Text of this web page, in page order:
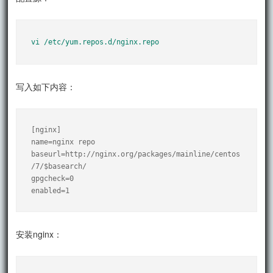
vi /etc/yum.repos.d/nginx.repo
写入如下内容：
[nginx]
name=nginx repo
baseurl=http://nginx.org/packages/mainline/centos
/7/$basearch/
gpgcheck=0
enabled=1
安装nginx：